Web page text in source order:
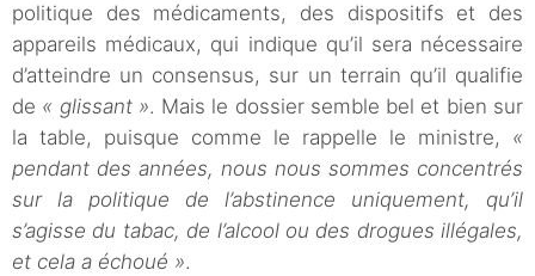
politique des médicaments, des dispositifs et des
appareils médicaux, qui indique qu’il sera nécessaire
d’atteindre un consensus, sur un terrain qu’il qualifie
de « glissant ». Mais le dossier semble bel et bien sur
la table, puisque comme le rappelle le ministre, «
pendant des années, nous nous sommes concentrés
sur la politique de l’abstinence uniquement, qu’il
s’agisse du tabac, de l’alcool ou des drogues illégales,
et cela a échoué ».